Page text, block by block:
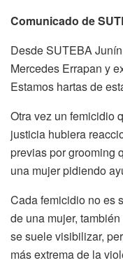
Comunicado de
Desde SUTEBA
Mercedes Errapan y
Estamos hartas de
Otra vez un femicidio
justicia hubiera
previas por grooming
una mujer pidiendo
Cada femicidio no es
de una mujer,
se suele visibilizar,
más extrema de la